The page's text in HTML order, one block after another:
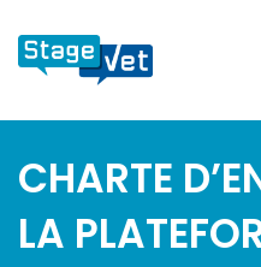
CHARTE
LA